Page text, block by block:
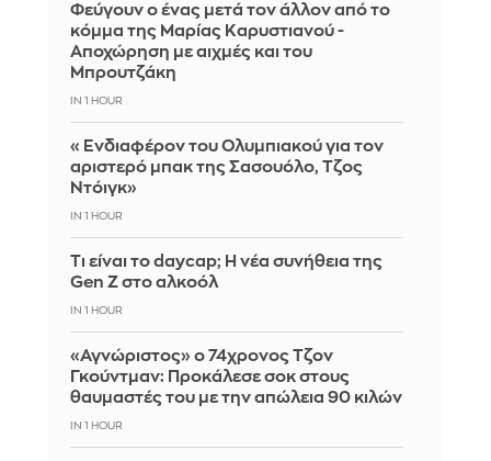
Φεύγουν ο ένας μετά τον άλλον από το
κόμμα της Μαρίας Καρυστιανού -
Αποχώρηση με αιχμές και του
Μπρουτζάκη
IN 1 HOUR
«Ενδιαφέρον του Ολυμπιακού για τον
αριστερό μπακ της Σασουόλο, Τζος
Ντόιγκ»
IN 1 HOUR
Τι είναι το daycap; Η νέα συνήθεια της
Gen Z στο αλκοόλ
IN 1 HOUR
«Αγνώριστος» ο 74χρονος Τζον
Γκούντμαν: Προκάλεσε σοκ στους
θαυμαστές του με την απώλεια 90 κιλών
IN 1 HOUR